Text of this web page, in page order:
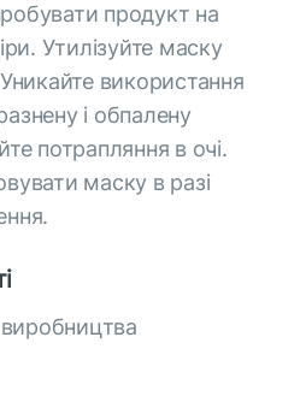
продукт на
Утилізуйте маску
використання
і обпалену
потрапляння в очі.
маску в разі